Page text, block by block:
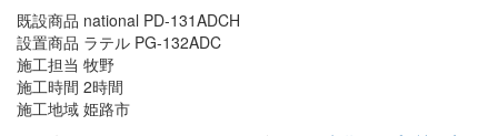
既設商品 national PD-131ADCH
設置商品 ラテル PG-132ADC
施工担当 牧野
施工時間 2時間
施工地域 姫路市